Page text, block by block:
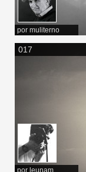
por muliterno
017